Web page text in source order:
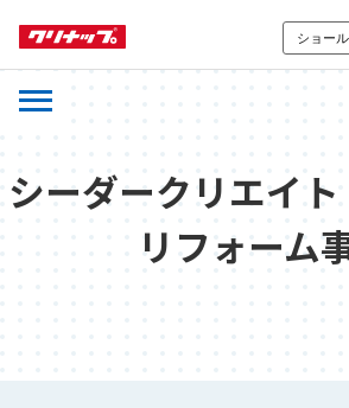
ショー
シーダークリエイ
リフォーム